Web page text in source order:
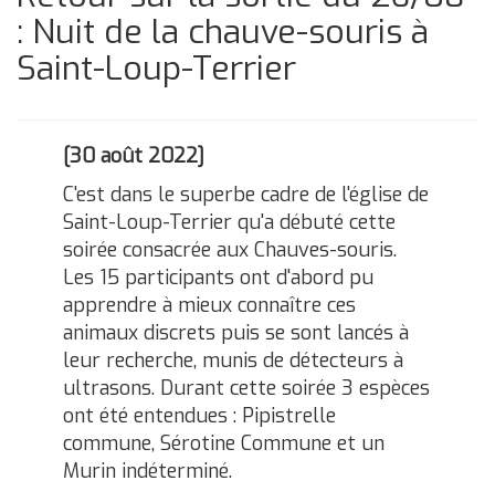
: Nuit de la chauve-souris à
Saint-Loup-Terrier
[30 août 2022]
C'est dans le superbe cadre de l'église de
Saint-Loup-Terrier qu'a débuté cette
soirée consacrée aux Chauves-souris.
Les 15 participants ont d'abord pu
apprendre à mieux connaître ces
animaux discrets puis se sont lancés à
leur recherche, munis de détecteurs à
ultrasons. Durant cette soirée 3 espèces
ont été entendues : Pipistrelle
commune, Sérotine Commune et un
Murin indéterminé.